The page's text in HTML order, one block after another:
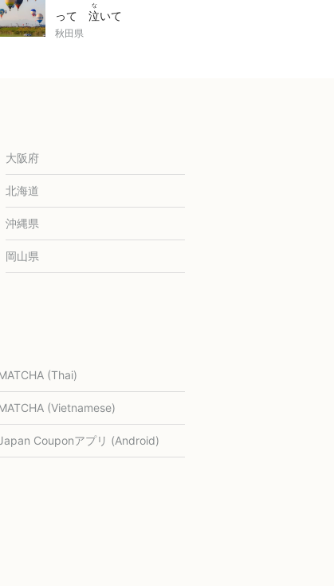
って 泣
な
いて
感動
かんどう
(impressed)でき
秋田県
大阪府
北海道
沖縄県
岡山県
(Thai)
(Vietnamese)
Couponアプリ (Android)